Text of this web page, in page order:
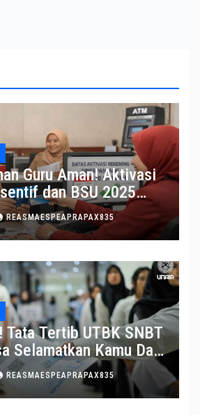
Guru Aman! Aktivasi
dan BSU 2025
REASMAESPEAPRAPAX835
Tata Tertib UTBK SNBT
Selamatkan Kamu Dari
REASMAESPEAPRAPAX835